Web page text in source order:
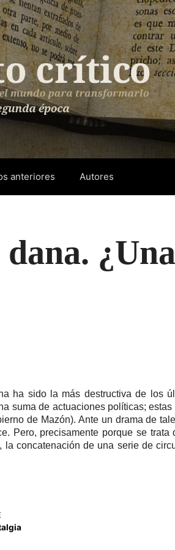
anteriores Autores
¿Una
ha sido la más destructiva de los
suma de actuaciones políticas;
de Mazón). Ante un drama de
Pero, precisamente porque se
concatenación de una serie de